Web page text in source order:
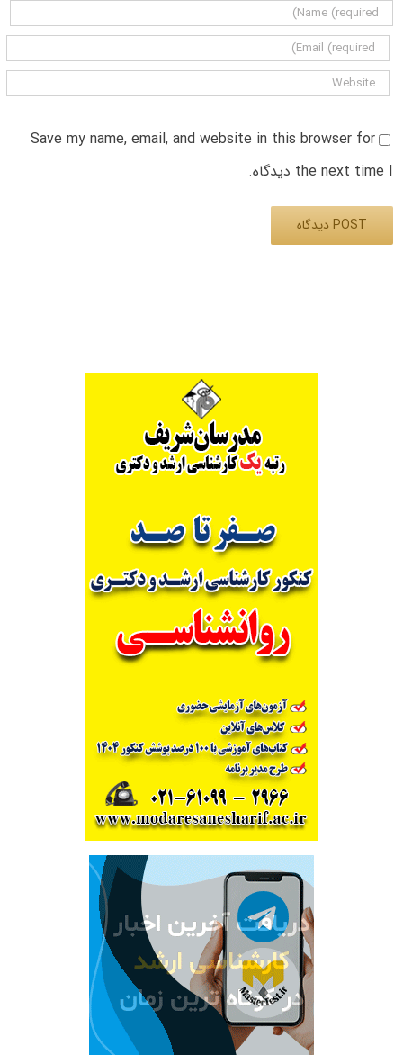
Save my name, email, and website in this browser for
the next time I دیدگاه.